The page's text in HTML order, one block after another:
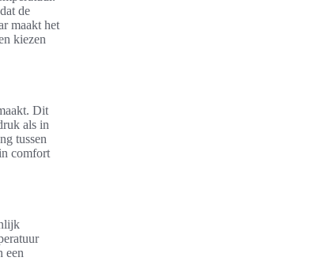
de
maakt het
kiezen
Dit
als in
tussen
comfort
een